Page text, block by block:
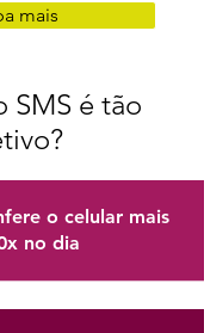
mais
SMS é tão
o celular mais
no dia